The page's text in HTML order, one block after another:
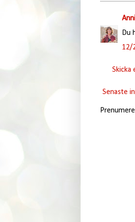
Du
12/
Skicka
Senaste